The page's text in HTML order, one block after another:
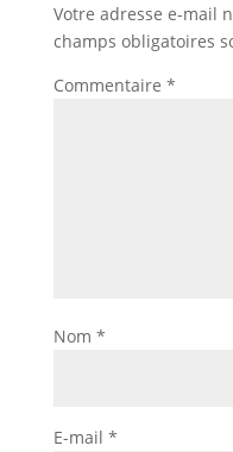
Votre adresse e-mail
champs obligatoires
Commentaire *
Nom *
E-mail *